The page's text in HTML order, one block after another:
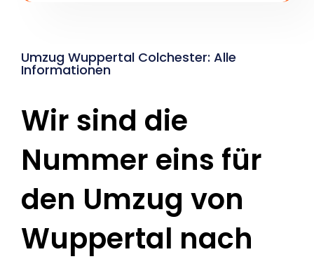
Umzug Wuppertal Colchester: Alle
Informationen
Wir sind die
Nummer eins für
den Umzug von
Wuppertal nach